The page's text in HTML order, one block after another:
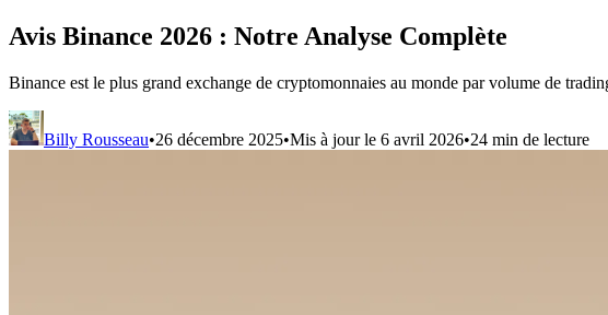
Avis Binance 2026 : Notre Analyse Complète
Binance est le plus grand exchange de cryptomonnaies au monde par volume de
Billy Rousseau•26 décembre 2025•Mis à jour le 6 avril 2026•24 min de lecture